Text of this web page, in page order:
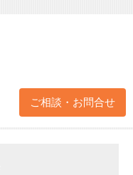
ご相談・お問合せ